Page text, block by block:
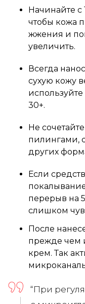
Начинайте
чтобы кожа
жжения и
увеличить.
Всегда
сухую кожу
30+.
Не
пилингами,
других
Если
перерыв на
слишком
После
прежде чем
крем. Так
“При